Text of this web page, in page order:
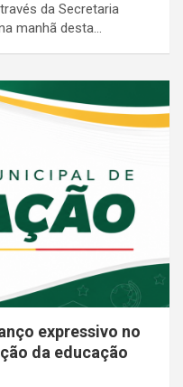
da Secretaria
manhã desta…
expressivo no
da educação